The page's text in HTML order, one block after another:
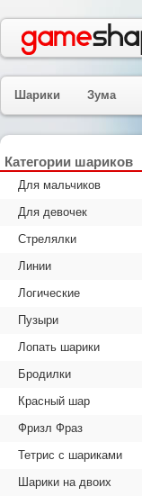
Категории шариков
Для мальчиков
Для девочек
Стрелялки
Линии
Логические
Пузыри
Лопать шарики
Бродилки
Красный шар
Фризл Фраз
Тетрис с шариками
Шарики на двоих
Шарики Зума